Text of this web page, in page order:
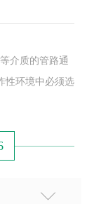
介质的管路通
性环境中必须选